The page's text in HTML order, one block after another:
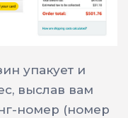
упакует и
выслав вам
номер (номер